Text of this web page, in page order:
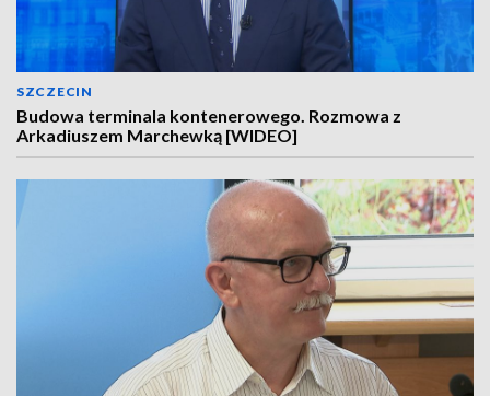
SZCZECIN
Budowa terminala kontenerowego. Rozmowa z
Arkadiuszem Marchewką [WIDEO]